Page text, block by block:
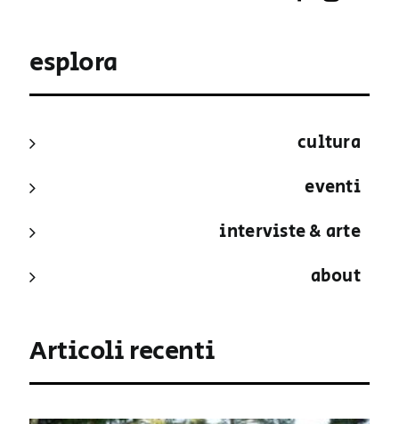
esplora
cultura
eventi
interviste & arte
about
Articoli recenti